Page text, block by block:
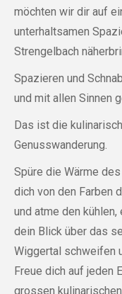
möchten wir dir auf
unterhaltsamen
Strengelbach
Spazieren und
und mit allen Sinnen
Das ist die
Genusswanderung.
Spüre die Wärme
dich von den Farben
und atme den
dein Blick über das
Wiggertal schweifen
Freue dich auf jeden
grossen